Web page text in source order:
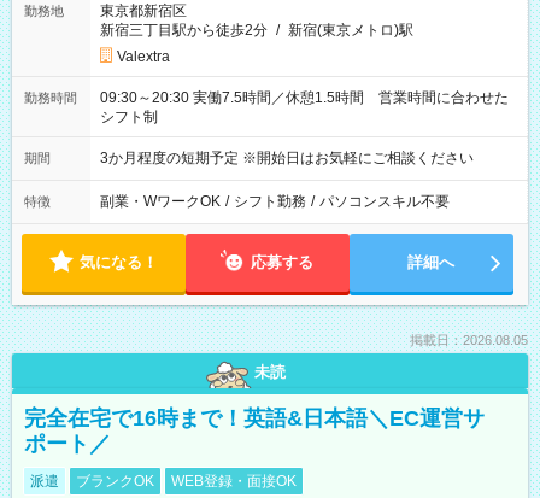
勤務地
東京都新宿区
新宿三丁目駅から徒歩2分 / 新宿(東京メトロ)駅
Valextra
勤務時間
09:30～20:30 実働7.5時間／休憩1.5時間 営業時間に合わせた
シフト制
期間 3か月程度の短期予定 ※開始日はお気軽にご相談ください
特徴 副業・WワークOK / シフト勤務 / パソコンスキル不要
気になる！ 応募する 詳細へ
掲載日：2026.08.05
未読
完全在宅で16時まで！英語&日本語＼EC運営サ
ポート／
派遣 ブランクOK WEB登録・面接OK